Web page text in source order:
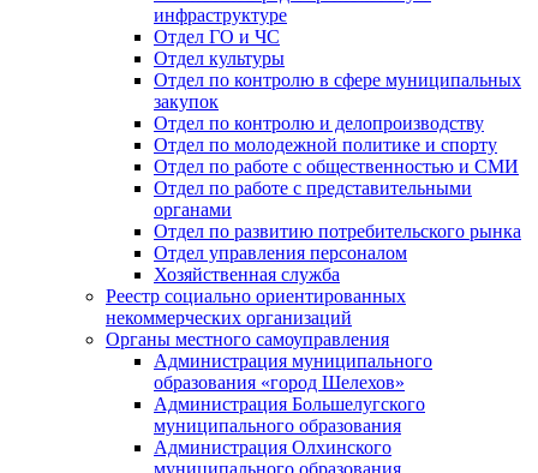
инфраструктуре
Отдел ГО и ЧС
Отдел культуры
Отдел по контролю в сфере муниципальных
закупок
Отдел по контролю и делопроизводству
Отдел по молодежной политике и спорту
Отдел по работе с общественностью и СМИ
Отдел по работе с представительными
органами
Отдел по развитию потребительского рынка
Отдел управления персоналом
Хозяйственная служба
Реестр социально ориентированных
некоммерческих организаций
Органы местного самоуправления
Администрация муниципального
образования «город Шелехов»
Администрация Большелугского
муниципального образования
Администрация Олхинского
муниципального образования